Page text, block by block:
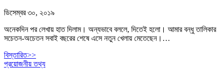
ডিসেম্বর ৩০, ২০১৯
অনেকদিন পর লেখায় হাত দিলাম। অন্যভাবে বললে, দিতেই হলো। আমার বন্ধু তালিকার
সচেতন-অচেতন সবাই বছরের শেষে এসে নতুন খেলায় মেতেছেন।…
বিস্তারিত>>
প্রয়োজনীয় তথ্য